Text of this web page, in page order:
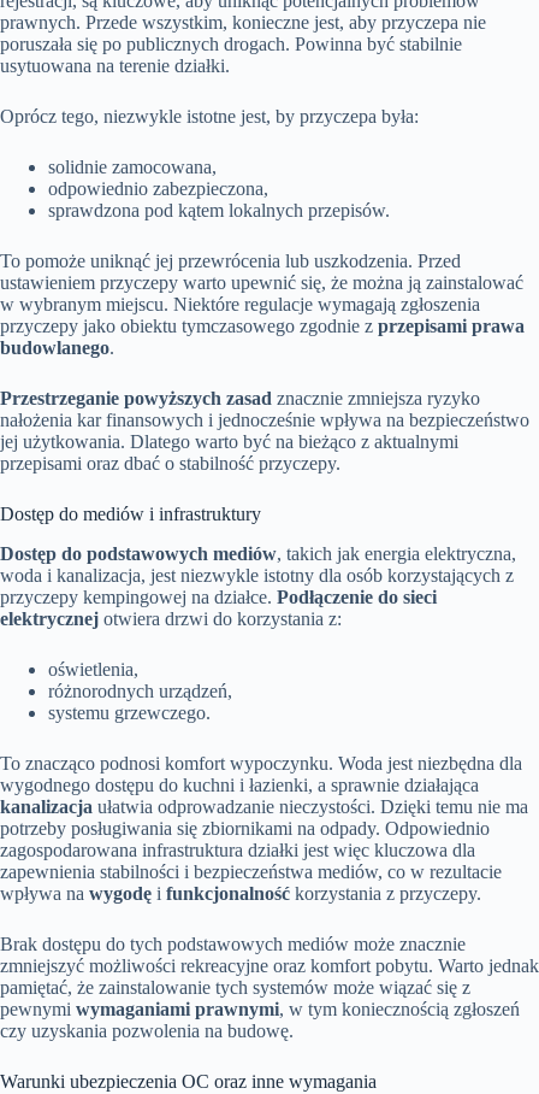
prawnych. Przede wszystkim, konieczne jest, aby przyczepa nie
poruszała się po publicznych drogach. Powinna być stabilnie
usytuowana na terenie działki.
Oprócz tego, niezwykle istotne jest, by przyczepa była:
solidnie zamocowana,
odpowiednio zabezpieczona,
sprawdzona pod kątem lokalnych przepisów.
To pomoże uniknąć jej przewrócenia lub uszkodzenia. Przed
ustawieniem przyczepy warto upewnić się, że można ją zainstalować
w wybranym miejscu. Niektóre regulacje wymagają zgłoszenia
przyczepy jako obiektu tymczasowego zgodnie z przepisami prawa
budowlanego.
Przestrzeganie powyższych zasad znacznie zmniejsza ryzyko
nałożenia kar finansowych i jednocześnie wpływa na bezpieczeństwo
jej użytkowania. Dlatego warto być na bieżąco z aktualnymi
przepisami oraz dbać o stabilność przyczepy.
Dostęp do mediów i infrastruktury
Dostęp do podstawowych mediów, takich jak energia elektryczna,
woda i kanalizacja, jest niezwykle istotny dla osób korzystających z
przyczepy kempingowej na działce. Podłączenie do sieci
elektrycznej otwiera drzwi do korzystania z:
oświetlenia,
różnorodnych urządzeń,
systemu grzewczego.
To znacząco podnosi komfort wypoczynku. Woda jest niezbędna dla
wygodnego dostępu do kuchni i łazienki, a sprawnie działająca
kanalizacja ułatwia odprowadzanie nieczystości. Dzięki temu nie ma
potrzeby posługiwania się zbiornikami na odpady. Odpowiednio
zagospodarowana infrastruktura działki jest więc kluczowa dla
zapewnienia stabilności i bezpieczeństwa mediów, co w rezultacie
wpływa na wygodę i funkcjonalność korzystania z przyczepy.
Brak dostępu do tych podstawowych mediów może znacznie
zmniejszyć możliwości rekreacyjne oraz komfort pobytu. Warto jednak
pamiętać, że zainstalowanie tych systemów może wiązać się z
pewnymi wymaganiami prawnymi, w tym koniecznością zgłoszeń
czy uzyskania pozwolenia na budowę.
Warunki ubezpieczenia OC oraz inne wymagania